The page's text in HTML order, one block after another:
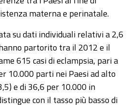
materna e perinatale.
su dati individuali relativi a 2,6
partorito tra il 2012 e il
615 casi di eclampsia, pari a
10.000 parti nei Paesi ad alto
e di 36,6 per 10.000 in
con il tasso più basso di